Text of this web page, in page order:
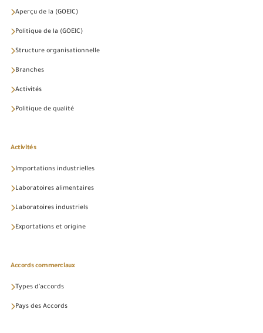
Aperçu de la (GOEIC)
Politique de la (GOEIC)
Structure organisationnelle
Branches
Activités
Politique de qualité
Activités
Importations industrielles
Laboratoires alimentaires
Laboratoires industriels
Exportations et origine
Accords commerciaux
Types d'accords
Pays des Accords